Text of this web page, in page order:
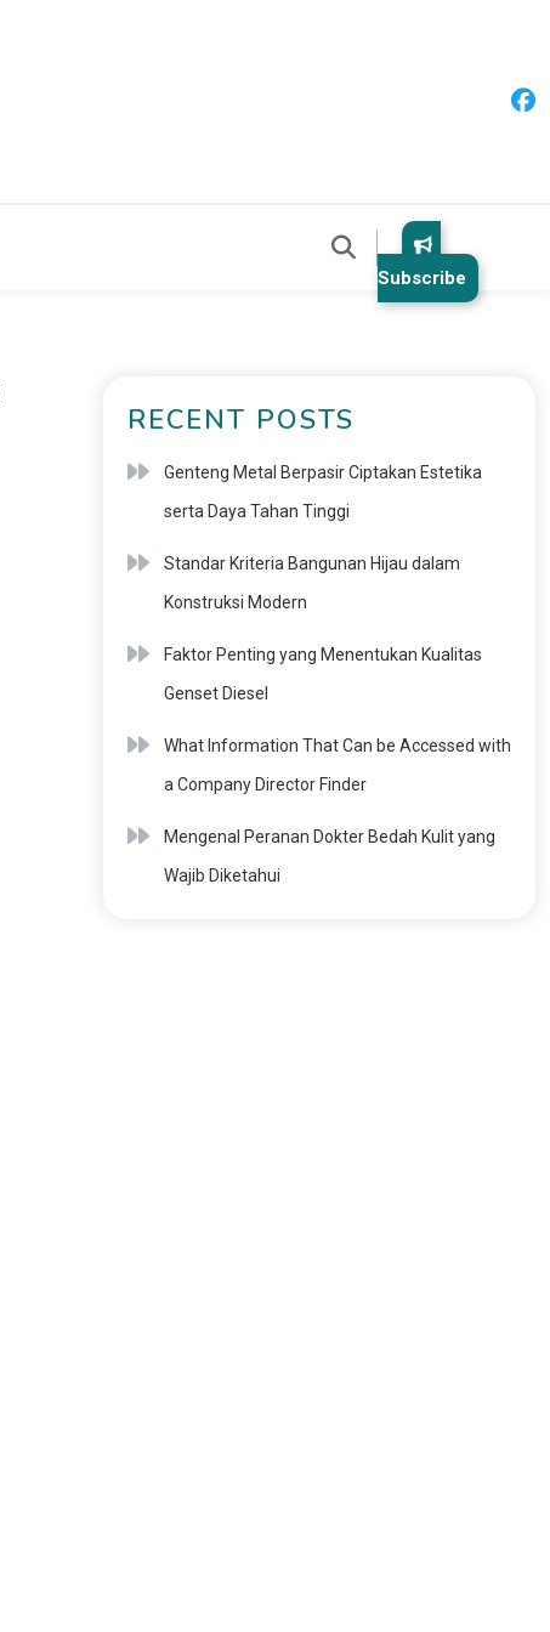
Subscribe
RECENT POSTS
Genteng Metal Berpasir Ciptakan Estetika
serta Daya Tahan Tinggi
Standar Kriteria Bangunan Hijau dalam
Konstruksi Modern
Faktor Penting yang Menentukan Kualitas
Genset Diesel
What Information That Can be Accessed with
a Company Director Finder
Mengenal Peranan Dokter Bedah Kulit yang
Wajib Diketahui